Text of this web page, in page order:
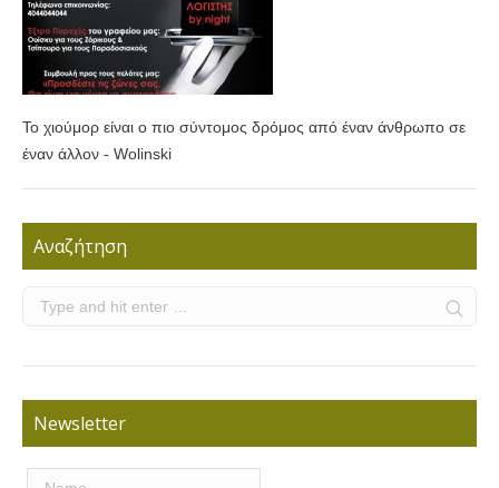
Το χιούμορ είναι ο πιο σύντομος δρόμος από έναν άνθρωπο σε
έναν άλλον - Wolinski
Αναζήτηση
Newsletter